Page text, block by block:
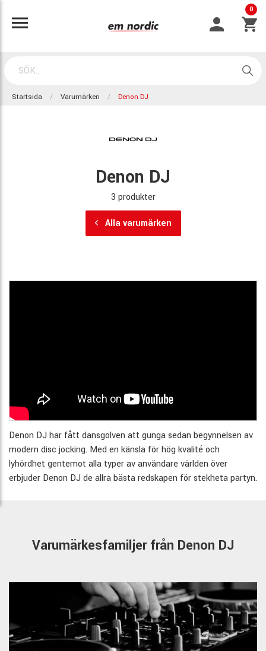
0
Startsida Varumärken Denon DJ
Denon DJ
3 produkter
Alla varumärken
Denon DJ har fått dansgolven att gunga sedan begynnelsen av
modern disc jocking. Med en känsla för hög kvalité och
lyhördhet gentemot alla typer av användare världen över
erbjuder Denon DJ de allra bästa redskapen för stekheta partyn.
Varumärkesfamiljer från Denon DJ